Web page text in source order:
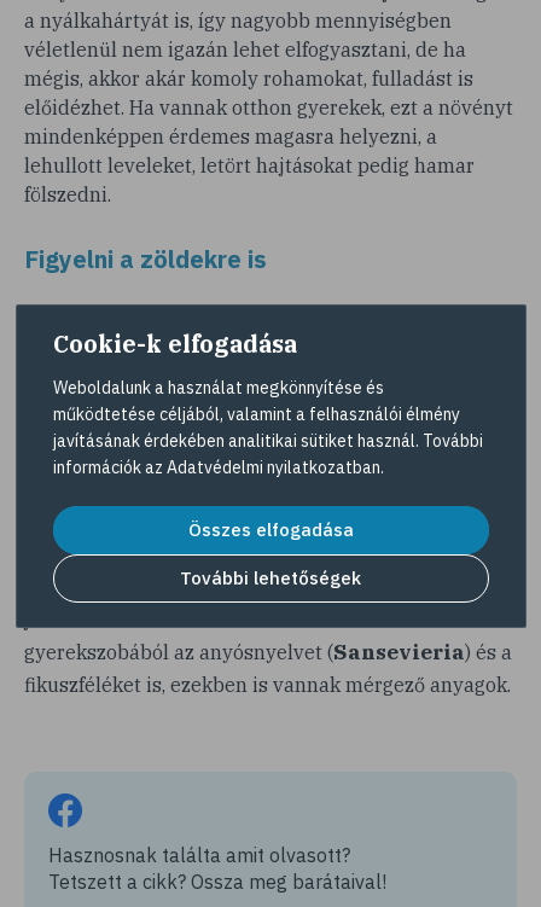
a nyálkahártyát is, így nagyobb mennyiségben
véletlenül nem igazán lehet elfogyasztani, de ha
mégis, akkor akár komoly rohamokat, fulladást is
előidézhet. Ha vannak otthon gyerekek, ezt a növényt
mindenképpen érdemes magasra helyezni, a
lehullott leveleket, letört hajtásokat pedig hamar
fölszedni.
Figyelni a zöldekre is
szobanövények is, mint például a buzogányvirágként
emlegetett
Dieffenbachia . Ez elfogyasztva égő,
maró érzést okoz a szájban és a torokban, majd a
nyálkahártya megduzzadása miatta nyelési
problémát is jelentkezhetnek, nehezítté válhat a
Aglaonema
) is, amely elfogyasztva hányáshoz és
hasmenéshez vezethet. Nedvei a bőrre nézve sem
ártalmatlanok, azzal érintkezve bőrirritáció
gyerekszobából az anyósnyelvet (Sansevieria) és a
fikuszféléket is, ezekben is vannak mérgező anyagok.
Hasznosnak találta amit olvasott?
Tetszett a cikk? Ossza meg barátaival!
Cookie-k elfogadása
Weboldalunk a használat megkönnyítése és
működtetése céljából, valamint a felhasználói élmény
javításának érdekében analitikai sütiket használ. További
információk az Adatvédelmi nyilatkozatban.
Összes elfogadása
További lehetőségek